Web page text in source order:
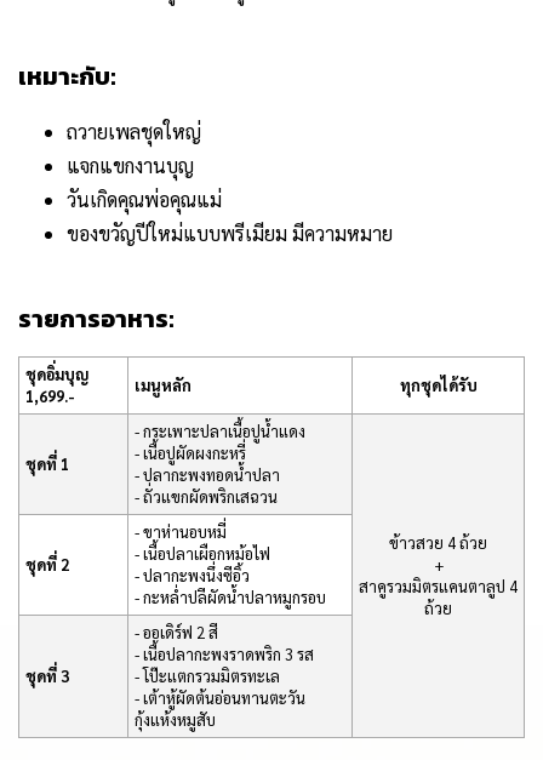
เหมาะกับ:
ถวายเพลชุดใหญ่
แจกแขกงานบุญ
วันเกิดคุณพ่อคุณแม่
ของขวัญปีใหม่แบบพรีเมียม มีความหมาย
รายการอาหาร:
ชุดอิ่มบุญ
1,699.-
เมนูหลัก ทุกชุดได้รับ
ชุดที่ 1
- กระเพาะปลาเนื้อปูน้ำแดง
- เนื้อปูผัดผงกะหรี่
- ปลากะพงทอดน้ำปลา
- ถั่วแขกผัดพริกเสฉวน
ข้าวสวย 4 ถ้วย
+
สาคูรวมมิตรแคนตาลูป 4
ถ้วย
ชุดที่ 2
- ขาห่านอบหมี่
- เนื้อปลาเผือกหม้อไฟ
- ปลากะพงนึ่งซีอิ้ว
- กะหล่ำปลีผัดน้ำปลาหมูกรอบ
ชุดที่ 3
- ออเดิร์ฟ 2 สี
- เนื้อปลากะพงราดพริก 3 รส
- โป๊ะแตกรวมมิตรทะเล
- เต้าหู้ผัดต้นอ่อนทานตะวัน
กุ้งแห้งหมูสับ